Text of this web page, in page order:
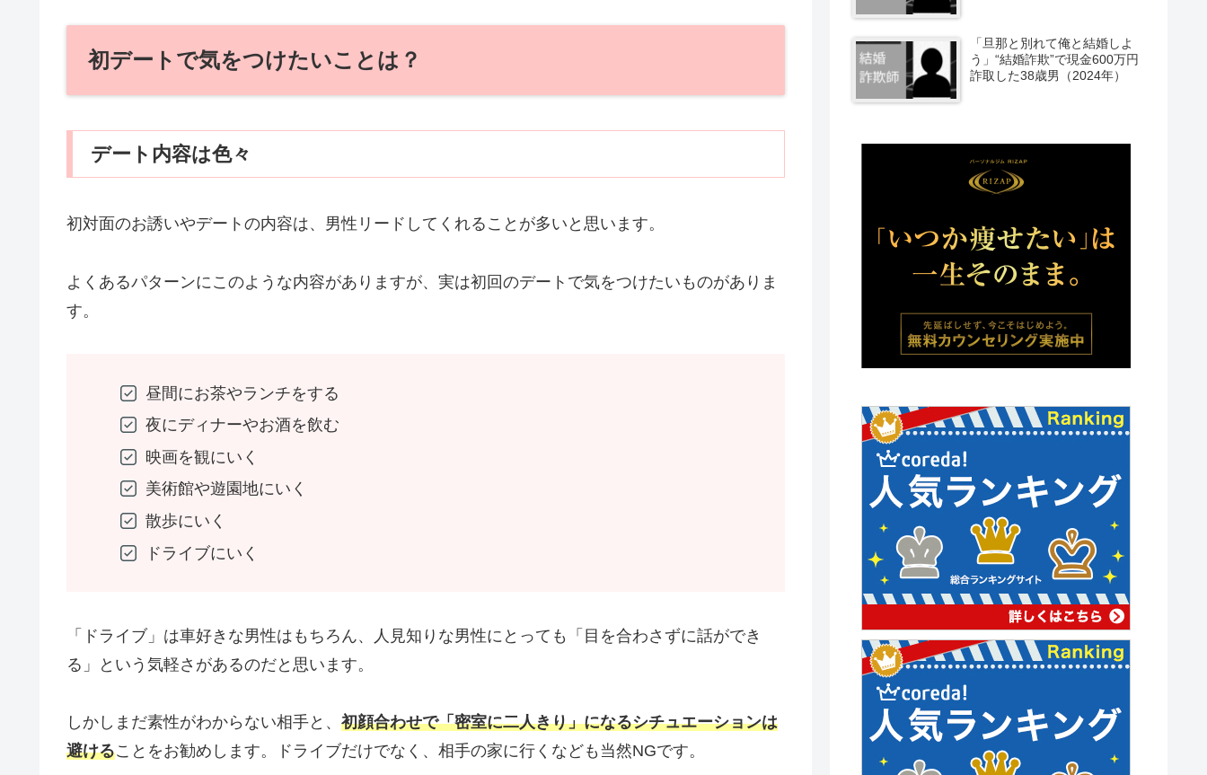
初デートで気をつけたいことは？
デート内容は色々
初対面のお誘いやデートの内容は、男性リードしてくれることが多いと思います。
よくあるパターンにこのような内容がありますが、実は初回のデートで気をつけたいものがありま
す。
昼間にお茶やランチをする
夜にディナーやお酒を飲む
映画を観にいく
美術館や遊園地にいく
散歩にいく
ドライブにいく
「ドライブ」は車好きな男性はもちろん、人見知りな男性にとっても「目を合わさずに話ができ
る」という気軽さがあるのだと思います。
しかしまだ素性がわからない相手と、 初顔合わせで「密室に二人きり」になるシチュエーションは
避けることをお勧めします。ドライブだけでなく、相手の家に行くなども当然NGです。
「旦那と別れて俺と結婚しよ
う」“結婚詐欺”で現金600万円
詐取した38歳男（2024年）